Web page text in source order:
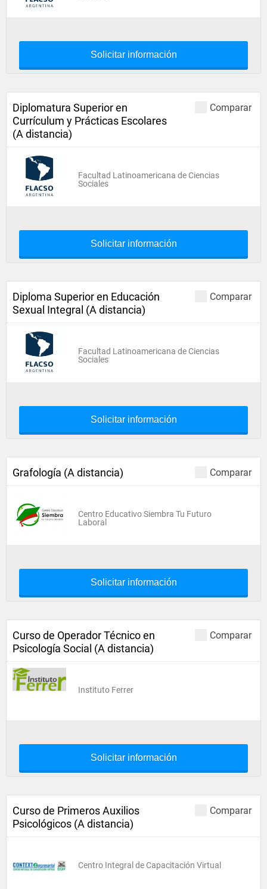
Solicitar información
Comparar
Diplomatura Superior en
Currículum y Prácticas Escolares
(A distancia)
Facultad Latinoamericana de Ciencias
Sociales
Solicitar información
Comparar
Diploma Superior en Educación
Sexual Integral (A distancia)
Facultad Latinoamericana de Ciencias
Sociales
Solicitar información
Comparar
Grafología (A distancia)
Centro Educativo Siembra Tu Futuro
Laboral
Solicitar información
Comparar
Curso de Operador Técnico en
Psicología Social (A distancia)
Instituto Ferrer
Solicitar información
Comparar
Curso de Primeros Auxilios
Psicológicos (A distancia)
Centro Integral de Capacitación Virtual